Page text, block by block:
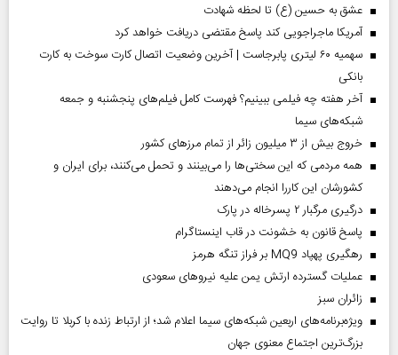
عشق به حسین (ع) تا لحظه شهادت
آمریکا ماجراجویی کند پاسخ مقتضی دریافت خواهد کرد
سهمیه ۶۰ لیتری پابرجاست | آخرین وضعیت اتصال کارت سوخت به کارت
بانکی
آخر هفته چه فیلمی ببینیم؟ فهرست کامل فیلم‌های پنجشنبه و جمعه
شبکه‌های سیما
خروج بیش از ۳ میلیون زائر از تمام مرز‌های کشور
همه مردمی که این سختی‌ها را می‌بینند و تحمل می‌کنند، برای ایران و
کشورشان این کاررا انجام می‌دهند
درگیری مرگبار ۲ پسرخاله در پارک
پاسخ قانون به خشونت در قاب اینستاگرام
رهگیری پهپاد MQ9 بر فراز تنگه هرمز
عملیات گسترده ارتش یمن علیه نیروهای سعودی
‌زائران سبز
ویژه‌برنامه‌های اربعین شبکه‌های سیما اعلام شد؛ از ارتباط زنده با کربلا تا روایت
بزرگ‌ترین اجتماع معنوی جهان